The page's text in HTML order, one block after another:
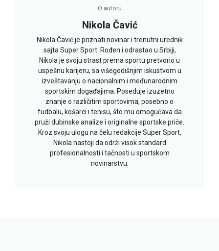
O autoru
Nikola Čavić
Nikola Čavić je priznati novinar i trenutni urednik
sajta Super Sport. Rođen i odrastao u Srbiji,
Nikola je svoju strast prema sportu pretvorio u
uspešnu karijeru, sa višegodišnjim iskustvom u
izveštavanju o nacionalnim i međunarodnim
sportskim događajima. Poseduje izuzetno
znanje o različitim sportovima, posebno o
fudbalu, košarci i tenisu, što mu omogućava da
pruži dubinske analize i originalne sportske priče.
Kroz svoju ulogu na čelu redakcije Super Sport,
Nikola nastoji da održi visok standard
profesionalnosti i tačnosti u sportskom
novinarstvu.